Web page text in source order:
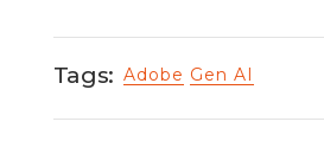
Tags: Adobe Gen AI